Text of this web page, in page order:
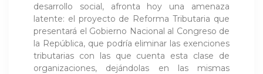
desarrollo social, afronta hoy una amenaza
latente: el proyecto de Reforma Tributaria que
presentará el Gobierno Nacional al Congreso de
la República, que podría eliminar las exenciones
tributarias con las que cuenta esta clase de
organizaciones, dejándolas en las mismas